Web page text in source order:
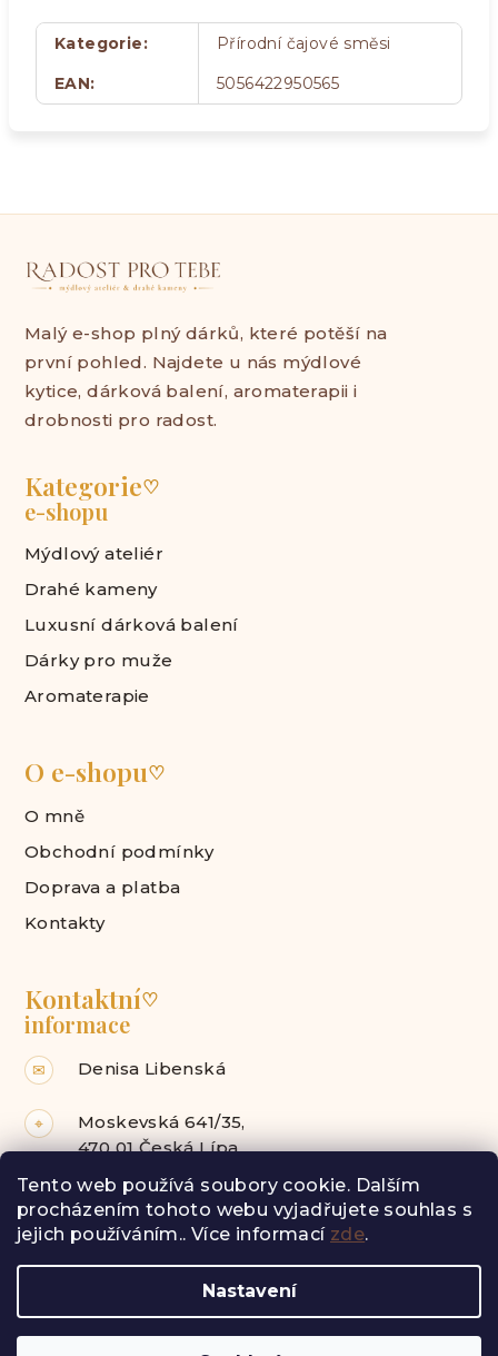
Tento web používá soubory cookie. Dalším
procházením tohoto webu vyjadřujete souhlas s
jejich používáním.. Více informací zde.
Nastavení
Kategorie:
Přírodní čajové směsi
EAN: 5056422950565
Malý e-shop plný dárků, které potěší na
první pohled. Najdete u nás mýdlové
kytice, dárková balení, aromaterapii i
drobnosti pro radost.
Kategorie♡
e-shopu
Mýdlový ateliér
Drahé kameny
Luxusní dárková balení
Dárky pro muže
Aromaterapie
O e-shopu♡
O mně
Obchodní podmínky
Doprava a platba
Kontakty
Kontaktní♡
informace
✉ Denisa Libenská
⌖
Moskevská 641/35,
470 01 Česká Lípa
Facebook Instagram
vyhrazena.